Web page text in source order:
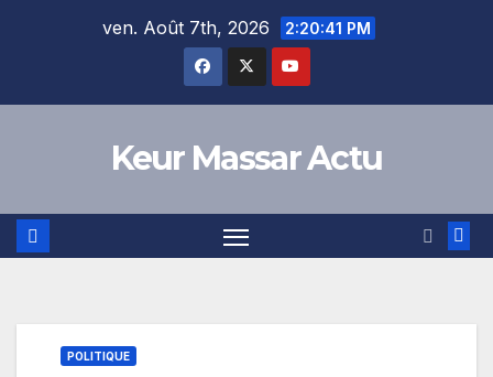
ven. Août 7th, 2026 2:20:41 PM
Keur Massar Actu
POLITIQUE